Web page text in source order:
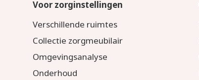
Voor zorginstellingen
Verschillende ruimtes
Collectie zorgmeubilair
Omgevingsanalyse
Onderhoud